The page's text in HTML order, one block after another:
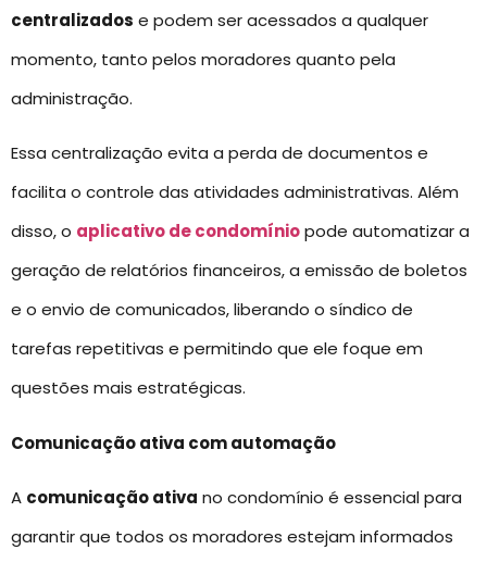
centralizados e podem ser acessados a qualquer
momento, tanto pelos moradores quanto pela
administração.
Essa centralização evita a perda de documentos e
facilita o controle das atividades administrativas. Além
disso, o aplicativo de condomíniopode automatizar a
geração de relatórios financeiros, a emissão de boletos
e o envio de comunicados, liberando o síndico de
tarefas repetitivas e permitindo que ele foque em
questões mais estratégicas.
Comunicação ativa com automação
A comunicação ativa no condomínio é essencial para
garantir que todos os moradores estejam informados